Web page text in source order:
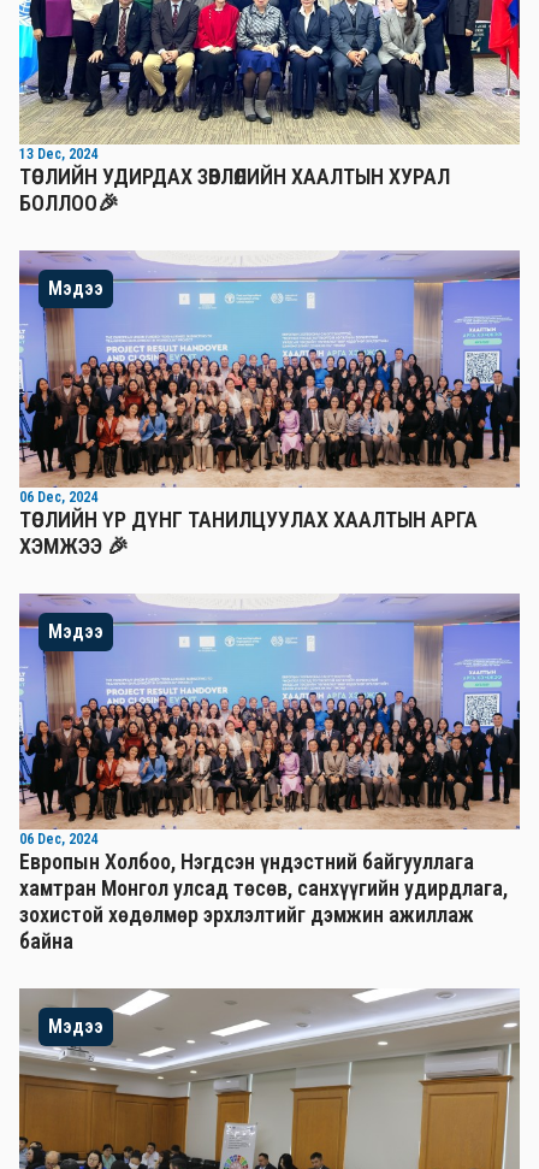
13 Dec, 2024
ТӨСЛИЙН УДИРДАХ ЗӨВЛӨЛИЙН ХААЛТЫН ХУРАЛ
БОЛЛОО🎉
Мэдээ
06 Dec, 2024
ТӨСЛИЙН ҮР ДҮНГ ТАНИЛЦУУЛАХ ХААЛТЫН АРГА
ХЭМЖЭЭ 🎉
Мэдээ
06 Dec, 2024
Европын Холбоо, Нэгдсэн үндэстний байгууллага
хамтран Монгол улсад төсөв, санхүүгийн удирдлага,
зохистой хөдөлмөр эрхлэлтийг дэмжин ажиллаж
байна
Мэдээ